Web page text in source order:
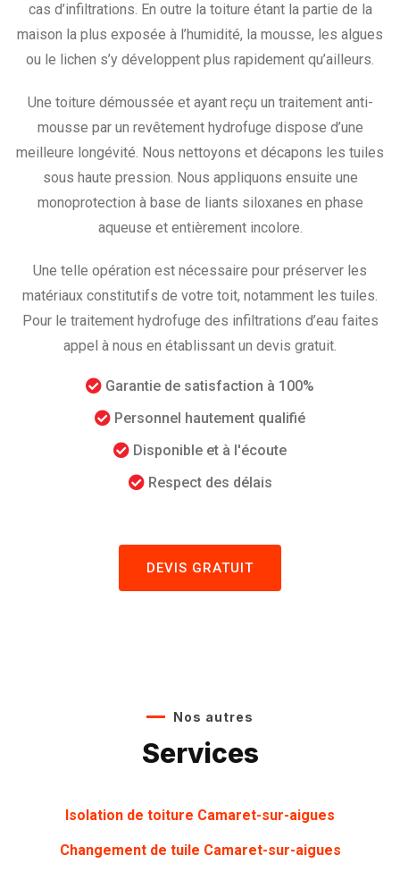
cas d’infiltrations. En outre la toiture étant la partie de la
maison la plus exposée à l’humidité, la mousse, les algues
ou le lichen s’y développent plus rapidement qu’ailleurs.
Une toiture démoussée et ayant reçu un traitement anti-
mousse par un revêtement hydrofuge dispose d’une
meilleure longévité. Nous nettoyons et décapons les tuiles
sous haute pression. Nous appliquons ensuite une
monoprotection à base de liants siloxanes en phase
aqueuse et entièrement incolore.
Une telle opération est nécessaire pour préserver les
matériaux constitutifs de votre toit, notamment les tuiles.
Pour le traitement hydrofuge des infiltrations d’eau faites
appel à nous en établissant un devis gratuit.
Garantie de satisfaction à 100%
Personnel hautement qualifié
Disponible et à l'écoute
Respect des délais
DEVIS GRATUIT
Nos autres
Services
Isolation de toiture Camaret-sur-aigues
Changement de tuile Camaret-sur-aigues